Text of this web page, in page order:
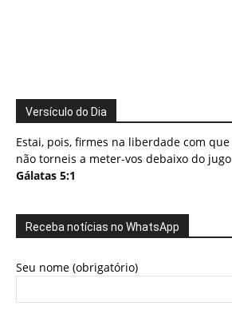
Versículo do Dia
Estai, pois, firmes na liberdade com
não torneis a meter-vos debaixo do
Gálatas 5:1
Receba notícias no WhatsApp
Seu nome (obrigatório)